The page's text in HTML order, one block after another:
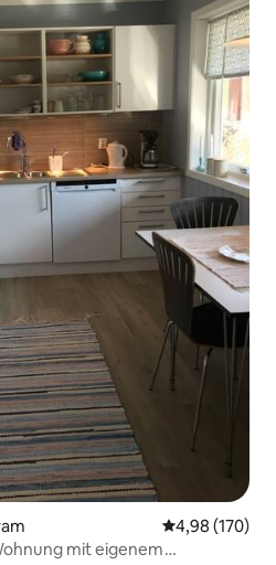
4,98 (170)
mit eigenem